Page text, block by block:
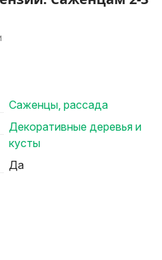
Саженцы, рассада
Декоративные деревья и
кусты
Да